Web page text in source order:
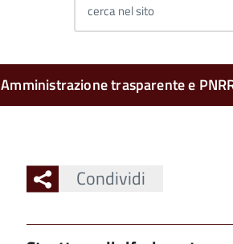
cerca nel sito
Amministrazione trasparente e
Condividi